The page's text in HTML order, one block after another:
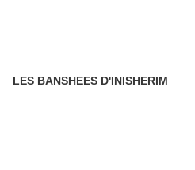
LES BANSHEES D'INISHERIM